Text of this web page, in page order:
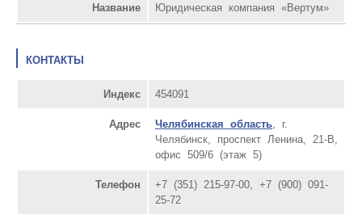
Название Юридическая компания «Вертум»
КОНТАКТЫ
Индекс 454091
Адрес Челябинская область, г.
Челябинск, проспект Ленина, 21-В,
офис 509/6 (этаж 5)
Телефон
+7 (351) 215-97-00, +7 (900) 091-
25-72